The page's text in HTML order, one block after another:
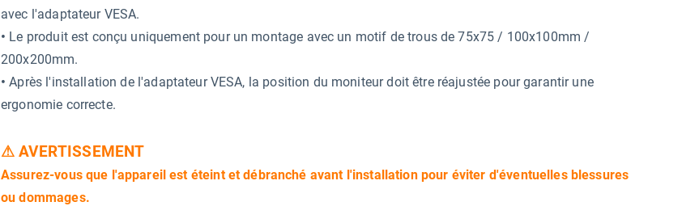
avec l'adaptateur VESA.
• Le produit est conçu uniquement pour un montage avec un motif de trous de 75x75 / 100x100mm /
200x200mm.
• Après l'installation de l'adaptateur VESA, la position du moniteur doit être réajustée pour garantir une
ergonomie correcte.
⚠ AVERTISSEMENT
Assurez-vous que l'appareil est éteint et débranché avant l'installation pour éviter d'éventuelles blessures
ou dommages.